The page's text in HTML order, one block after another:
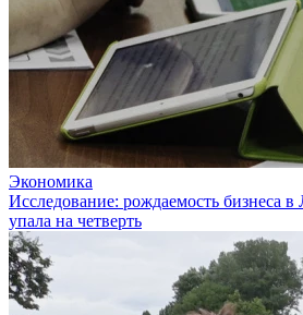
Экономика
Исследование: рождаемость бизнеса в
упала на четверть